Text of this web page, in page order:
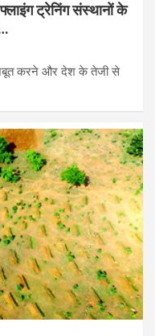
ट्रेनिंग संस्थानों के
मजबूत करने और देश के तेजी से